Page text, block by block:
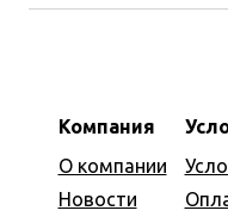
Компания
О компании
Новости